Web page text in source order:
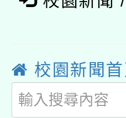
方素養工
「族語學
文教學共
件」活動簡
教育部國
年度
校園新聞